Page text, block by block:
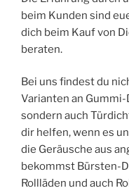
beim Kunden sind
dich beim Kauf von
beraten.
Bei uns findest du
Varianten an
sondern auch
dir helfen, wenn es
die Geräusche aus
bekommst Bürsten-
Rollläden und auch